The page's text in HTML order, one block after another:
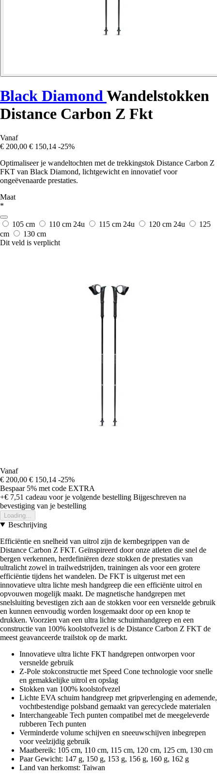
Black DiamondWandelstokken
Distance Carbon Z Fkt
Vanaf
€ 200,00 € 150,14 -25%
Optimaliseer je wandeltochten met de trekkingstok Distance Carbon Z
FKT van Black Diamond, lichtgewicht en innovatief voor
ongeëvenaarde prestaties.
Maat
*
105 cm 110 cm 24u 115 cm 24u 120 cm 24u
125
cm
130 cm
Dit veld is verplicht
Vanaf
€ 200,00 € 150,14 -25%
Bespaar 5% met code EXTRA
+€ 7,51 cadeau voor je volgende bestelling Bijgeschreven na
bevestiging van je bestelling
Loading...
Beschrijving
Efficiëntie en snelheid van uitrol zijn de kernbegrippen van de
Distance Carbon Z FKT. Geïnspireerd door onze atleten die snel de
bergen verkennen, herdefiniëren deze stokken de prestaties van
ultralicht zowel in trailwedstrijden, trainingen als voor een grotere
efficiëntie tijdens het wandelen. De FKT is uitgerust met een
innovatieve ultra lichte mesh handgreep die een efficiënte uitrol en
opvouwen mogelijk maakt. De magnetische handgrepen met
snelsluiting bevestigen zich aan de stokken voor een versnelde gebruik
en kunnen eenvoudig worden losgemaakt door op een knop te
drukken. Voorzien van een ultra lichte schuimhandgreep en een
constructie van 100% koolstofvezel is de Distance Carbon Z FKT de
meest geavanceerde trailstok op de markt.
Innovatieve ultra lichte FKT handgrepen ontworpen voor
versnelde gebruik
Z-Pole stokconstructie met Speed Cone technologie voor snelle
en gemakkelijke uitrol en opslag
Stokken van 100% koolstofvezel
Lichte EVA schuim handgreep met gripverlenging en ademende,
vochtbestendige polsband gemaakt van gerecyclede materialen
Interchangeable Tech punten compatibel met de meegeleverde
rubberen Tech punten
Verminderde volume schijven en sneeuwschijven inbegrepen
voor veelzijdig gebruik
Maatbereik: 105 cm, 110 cm, 115 cm, 120 cm, 125 cm, 130 cm
Paar Gewicht: 147 g, 150 g, 153 g, 156 g, 160 g, 162 g
Land van herkomst: Taiwan